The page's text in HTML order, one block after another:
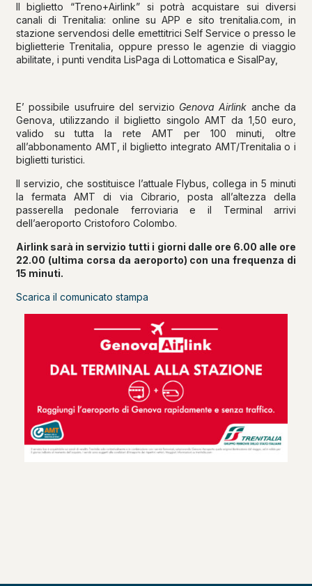
Il biglietto “Treno+Airlink” si potrà acquistare sui diversi
canali di Trenitalia: online su APP e sito trenitalia.com, in
stazione servendosi delle emettitrici Self Service o presso le
biglietterie Trenitalia, oppure presso le agenzie di viaggio
abilitate, i punti vendita LisPaga di Lottomatica e SisalPay,
E’ possibile usufruire del servizio Genova Airlink anche da
Genova, utilizzando il biglietto singolo AMT da 1,50 euro,
valido su tutta la rete AMT per 100 minuti, oltre
all’abbonamento AMT, il biglietto integrato AMT/Trenitalia o i
biglietti turistici.
Il servizio, che sostituisce l’attuale Flybus, collega in 5 minuti
la fermata AMT di via Cibrario, posta all’altezza della
passerella pedonale ferroviaria e il Terminal arrivi
dell’aeroporto Cristoforo Colombo.
Airlink sarà in servizio tutti i giorni dalle ore 6.00 alle ore
22.00 (ultima corsa da aeroporto) con una frequenza di
15 minuti.
Scarica il comunicato stampa